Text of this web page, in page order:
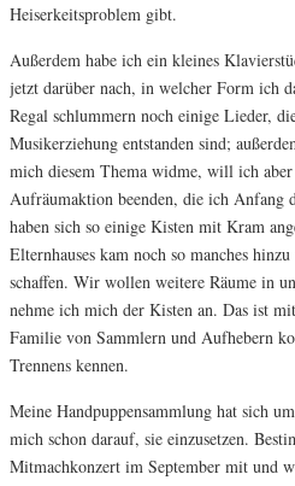
Heiserkeitsproblem gibt.
Außerdem habe ich ein kleines
jetzt darüber nach, in welcher Form ich
Regal schlummern noch einige Lieder,
Musikerziehung entstanden sind;
mich diesem Thema widme, will ich
Aufräumaktion beenden, die ich Anfang
haben sich so einige Kisten mit Kram
Elternhauses kam noch so manches
schaffen. Wir wollen weitere Räume in
nehme ich mich der Kisten an. Das ist
Familie von Sammlern und Aufhebern
Trennens kennen.
Meine Handpuppensammlung hat sich
mich schon darauf, sie einzusetzen.
Mitmachkonzert im September mit und